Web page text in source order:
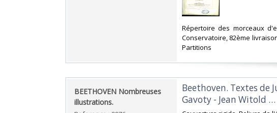
‎Répertoire des morceaux
Conservatoire, 82ème
Partitions‎
‎BEETHOVEN Nombreuses
illustrations.‎
‎Beethoven. Textes de
Gavoty - Jean Witold …‎